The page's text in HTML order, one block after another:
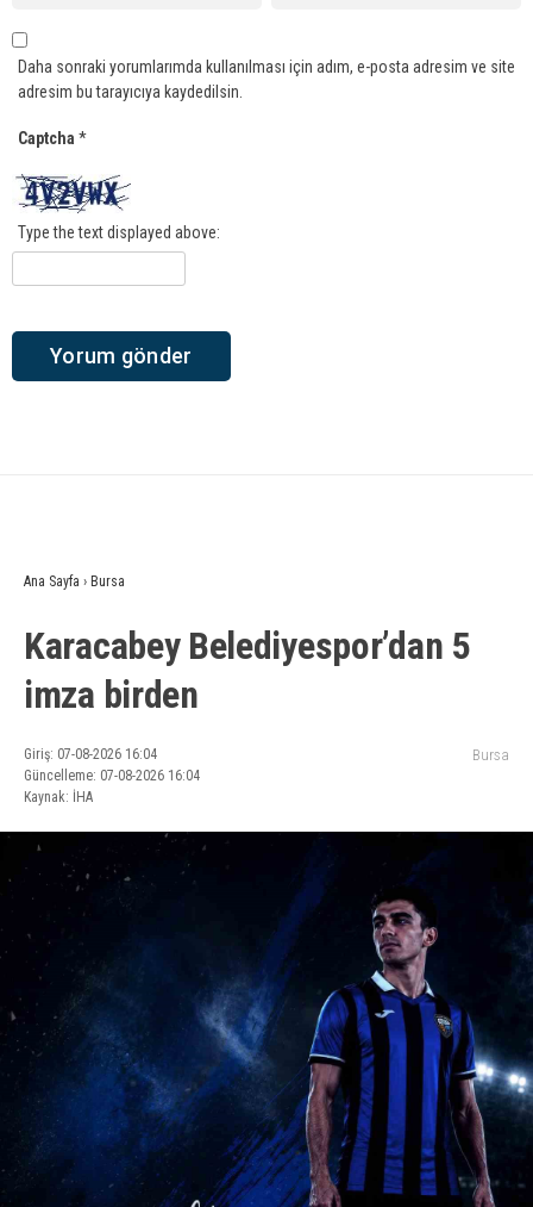
Daha sonraki yorumlarımda kullanılması için adım, e-posta adresim ve site
adresim bu tarayıcıya kaydedilsin.
Captcha *
Type the text displayed above:
Ana Sayfa › Bursa
Karacabey Belediyespor’dan 5
imza birden
Giriş: 07-08-2026 16:04
Güncelleme: 07-08-2026 16:04
Kaynak: İHA
Bursa